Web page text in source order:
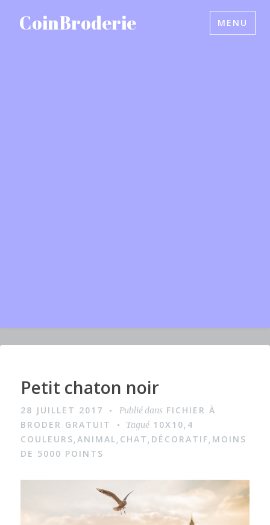
CoinBroderie MENU
I
a
g
e
Petit chaton noir
28 JUILLET 2017 Publié dans FICHIER À
BRODER GRATUIT
Tagué 10X10, 4
COULEURS,ANIMAL, CHAT, DÉCORATIF, MOINS
DE 5000 POINTS